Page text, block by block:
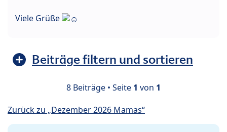
Viele Grüße
Beiträge filtern und sortieren
8 Beiträge • Seite 1 von 1
Zurück zu „Dezember 2026 Mamas“